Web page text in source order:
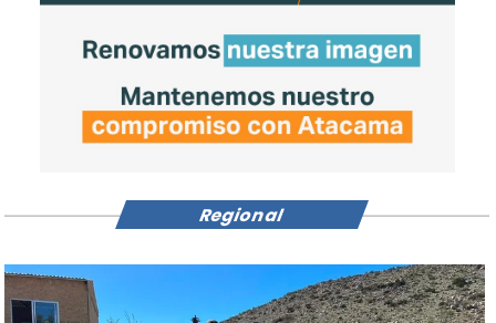
Regional